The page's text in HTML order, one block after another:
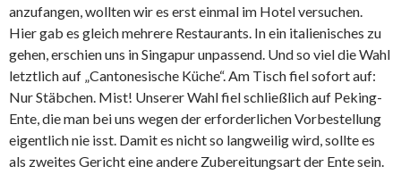
anzufangen, wollten wir es erst einmal im Hotel versuchen.
Hier gab es gleich mehrere Restaurants. In ein italienisches zu
gehen, erschien uns in Singapur unpassend. Und so viel die Wahl
letztlich auf „Cantonesische Küche“. Am Tisch fiel sofort auf:
Nur Stäbchen. Mist! Unserer Wahl fiel schließlich auf Peking-
Ente, die man bei uns wegen der erforderlichen Vorbestellung
eigentlich nie isst. Damit es nicht so langweilig wird, sollte es
als zweites Gericht eine andere Zubereitungsart der Ente sein.